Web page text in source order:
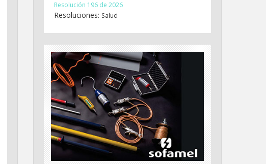
Resolución 196 de 2026
Resoluciones: Salud